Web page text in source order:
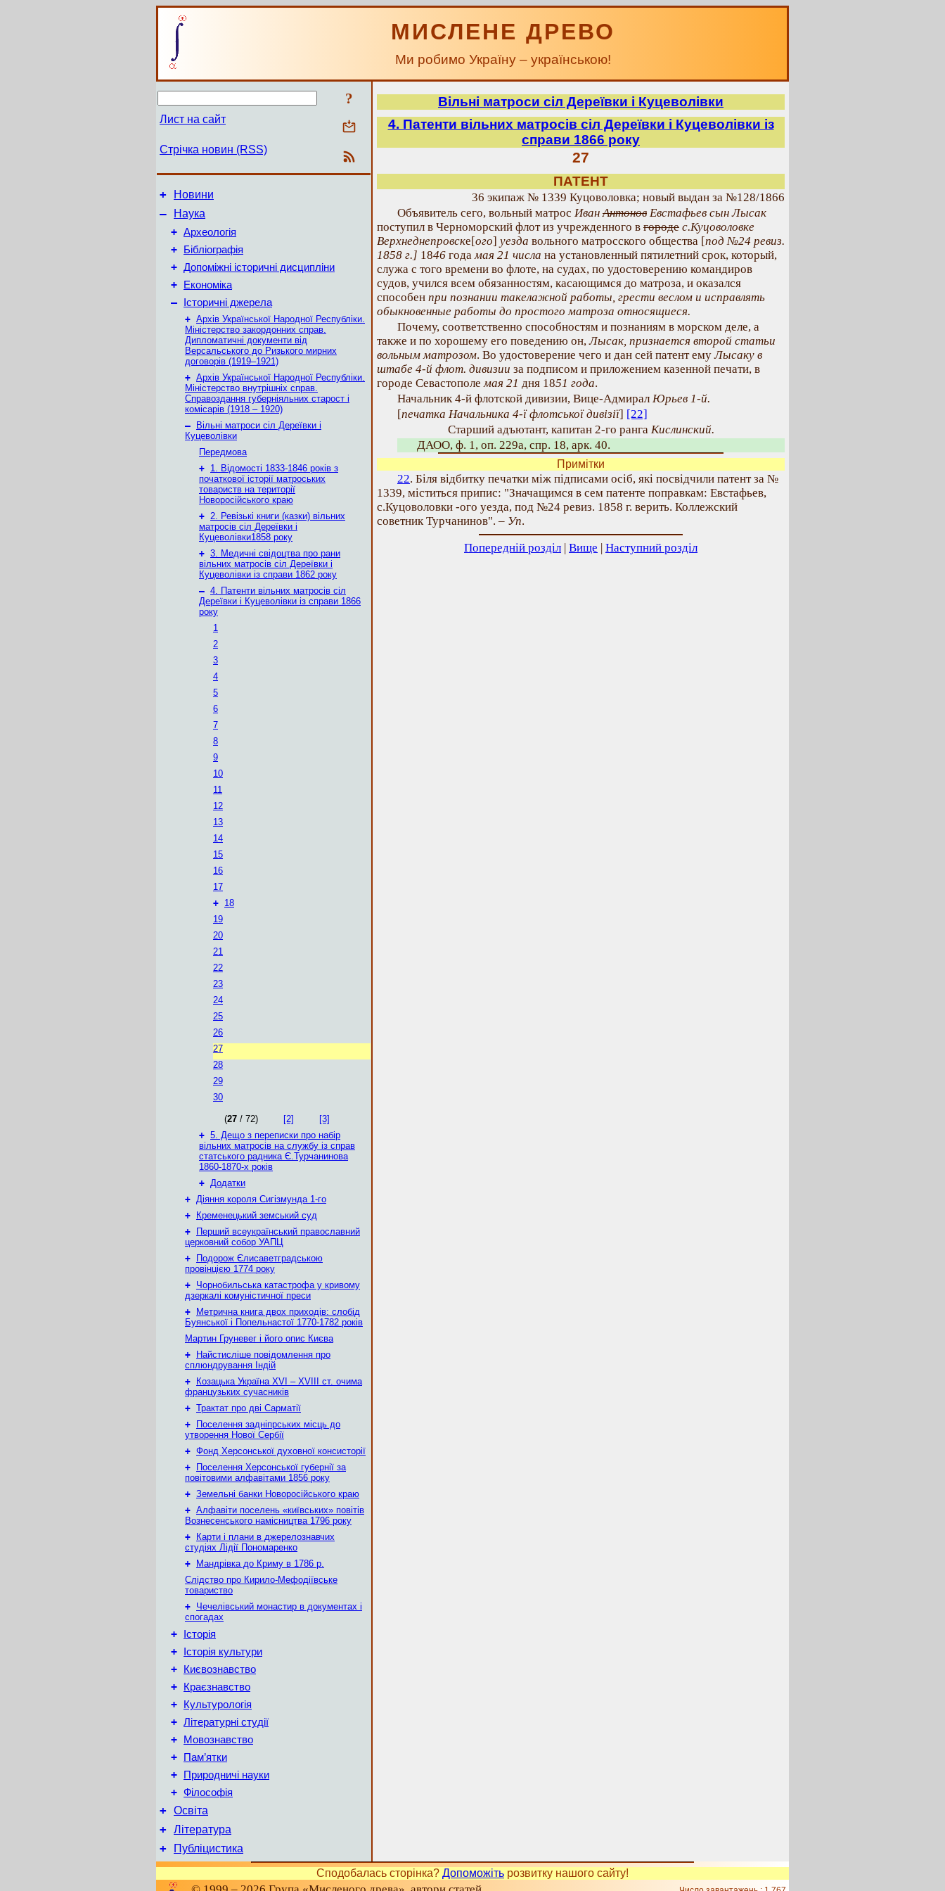
МИСЛЕНЕ ДРЕВО
Ми робимо Україну – українською!
?
Лист на сайт
Стрічка новин (RSS)
+ Новини
–
Наука
+ Археологія
+ Бібліографія
+ Допоміжні історичні дисципліни
+ Економіка
– Історичні джерела
+ Архів Української Народної Республіки.
Міністерство закордонних справ.
Дипломатичні документи від
Версальського до Ризького мирних
договорів (1919–1921)
+ Архів Української Народної Республіки.
Міністерство внутрішніх справ.
Справоздання губерніяльних старост і
комісарів (1918 – 1920)
–
Вільні матроси сіл Дереївки і
Куцеволівки
Передмова
+ 1. Відомості 1833-1846 років з
початкової історії матроських
товариств на території
Новоросійського краю
+ 2. Ревізькі книги (казки) вільних
матросів сіл Дереївки і
Куцеволівки1858 року
+ 3. Медичні свідоцтва про рани
вільних матросів сіл Дереївки і
Куцеволівки із справи 1862 року
– 4. Патенти вільних матросів сіл
Дереївки і Куцеволівки із справи 1866
року
1
2
3
4
5
6
7
8
9
10
11
12
13
14
15
16
17
+ 18
19
20
21
22
23
24
25
26
27
28
29
30
(27 / 72) [2]
[3]
+ 5. Дещо з переписки про набір
вільних матросів на службу із справ
статського радника Є.Турчанинова
1860-1870-х років
+ Додатки
+ Діяння короля Сигізмунда 1-го
+
Кременецький земський суд
+
Перший всеукраїнський православний
церковний собор УАПЦ
+
Подорож Єлисаветградською
провінцією 1774 року
+ Чорнобильська катастрофа у кривому
дзеркалі комуністичної преси
+
Метрична книга двох приходів: слобід
Буянської і Попельнастої 1770-1782 років
Мартин Груневег і його опис Києва
+
Найстисліше повідомлення про
сплюндрування Індій
+
Козацька Україна ХVІ – ХVІІІ ст. очима
французьких сучасників
+ Трактат про дві Сарматії
+
Поселення задніпрських місць до
утворення Нової Сербії
+ Фонд Херсонської духовної консисторії
+
Поселення Херсонської губернії за
повітовими алфавітами 1856 року
+ Земельні банки Новоросійського краю
+ Алфавіти поселень «київських» повітів
Вознесенського намісництва 1796 року
+
Карти і плани в джерелознавчих
студіях Лідії Пономаренко
+
Мандрівка до Криму в 1786 р.
Слідство про Кирило-Мефодіївське
товариство
+ Чечелівський монастир в документах і
спогадах
+ Історія
+ Історія культури
+ Києвознавство
+ Краєзнавство
+ Культурологія
+ Літературні студії
+ Мовознавство
+ Пам’ятки
+ Природничі науки
+ Філософія
+ Освіта
+ Література
+ Публіцистика
Вільні матроси сіл Дереївки і Куцеволівки
4. Патенти вільних матросів сіл Дереївки і Куцеволівки із
справи 1866 року
27
ПАТЕНТ
36 экипаж № 1339 Куцоволовка; новый выдан за №128/1866
Объявитель сего, вольный матрос ИванАнтонов Евстафьев сын Лысак
поступил в Черноморский флот из учрежденного в городе с.Куцоволовке
Верхнеднепровске[ого] уезда вольного матросского общества [под №24 ревиз.
1858 г.] 1846 годамая 21 числа на установленный пятилетний срок, который,
служа с того времени во флоте, на судах, по удостоверению командиров
судов, учился всем обязанностям, касающимся до матроза, и оказался
способен при познании такелажной работы, грести веслом и исправлять
обыкновенные работы до простого матроза относящиеся.
Почему, соответственно способностям и познаниям в морском деле, а
также и по хорошему его поведению он,Лысак, признается второй статьи
вольным матрозом. Во удостоверение чего и дан сей патент емуЛысаку в
штабе 4-й флот. дивизии за подписом и приложением казенной печати, в
городе Севастополемая 21 дня 1851 года.
Начальник 4-й флотской дивизии, Вице-Адмирал Юрьев 1-й.
[печатка Начальника 4-ї флотської дивізії] [22]
Старший адъютант, капитан 2-го ранга Кислинский.
ДАОО, ф. 1, оп. 229а, спр. 18, арк. 40.
Примітки
22. Біля відбитку печатки між підписами осіб, які посвідчили патент за №
1339, міститься припис: "Значащимся в сем патенте поправкам: Евстафьев,
с.Куцоволовки -ого уезда, под №24 ревиз. 1858 г. верить. Коллежский
советник Турчанинов". – Уп.
Попередній розділ | Вище | Наступний розділ
Сподобалась сторінка? Допоможіть розвитку нашого сайту!